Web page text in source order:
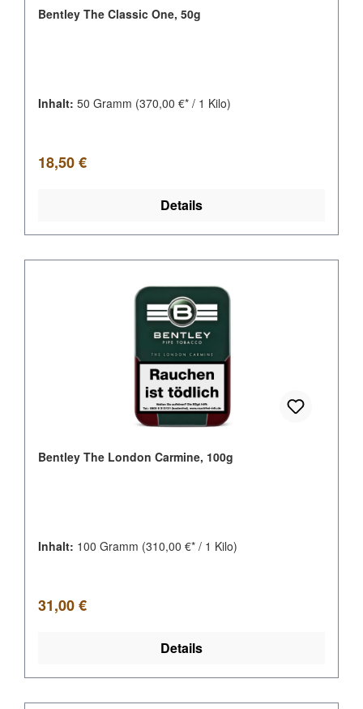
Bentley The Classic One, 50g
Inhalt: 50 Gramm (370,00 €* / 1 Kilo)
Regulärer Preis:
18,50 €
Details
Bentley The London Carmine, 100g
Inhalt: 100 Gramm (310,00 €* / 1 Kilo)
Regulärer Preis:
31,00 €
Details